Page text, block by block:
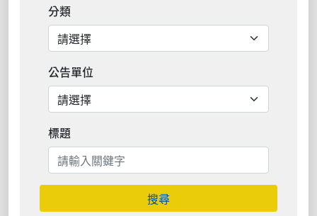
分類
公告單位
標題
搜尋